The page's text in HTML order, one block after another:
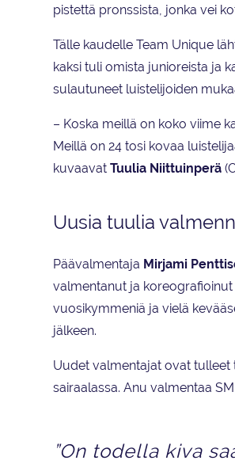
pistettä pronssista, jonka vei
Tälle kaudelle Team Unique
kaksi tuli omista junioreista ja
sulautuneet luistelijoiden
– Koska meillä on koko viime
Meillä on 24 tosi kovaa
kuvaavat Tuulia Niittuinperä
Uusia tuulia
Päävalmentaja Mirjami
valmentanut ja koreografioinut
vuosikymmeniä ja vielä
jälkeen.
Uudet valmentajat ovat tulleet
sairaalassa. Anu valmentaa
”On todella kiva